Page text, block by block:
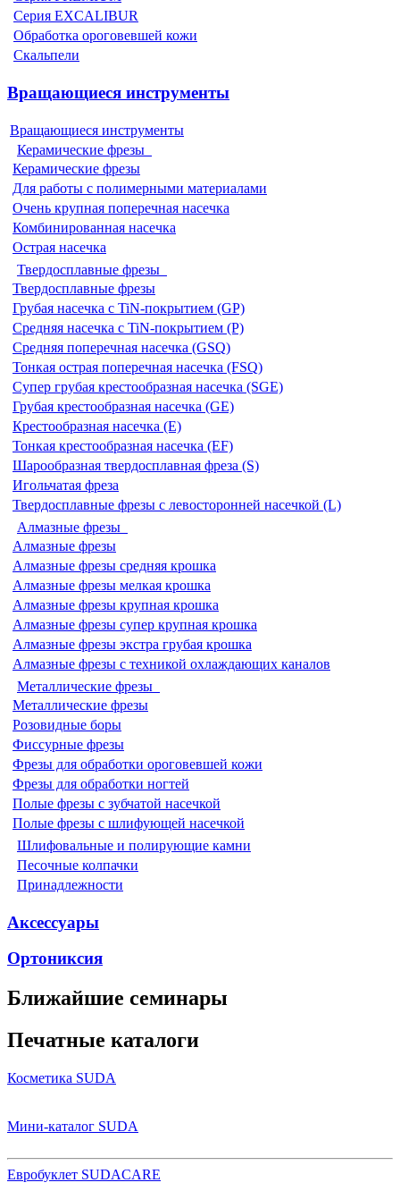
Серия EXCALIBUR
Обработка ороговевшей кожи
Скальпели
Вращающиеся инструменты
Вращающиеся инструменты
Керамические фрезы
Керамические фрезы
Для работы с полимерными материалами
Очень крупная поперечная насечка
Комбинированная насечка
Острая насечка
Твердосплавные фрезы
Твердосплавные фрезы
Грубая насечка с TiN-покрытием (GP)
Средняя насечка с TiN-покрытием (P)
Средняя поперечная насечка (GSQ)
Тонкая острая поперечная насечка (FSQ)
Супер грубая крестообразная насечка (SGE)
Грубая крестообразная насечка (GE)
Крестообразная насечка (E)
Тонкая крестообразная насечка (EF)
Шарообразная твердосплавная фреза (S)
Игольчатая фреза
Твердосплавные фрезы с левосторонней насечкой (L)
Алмазные фрезы
Алмазные фрезы
Алмазные фрезы средняя крошка
Алмазные фрезы мелкая крошка
Алмазные фрезы крупная крошка
Алмазные фрезы супер крупная крошка
Алмазные фрезы экстра грубая крошка
Алмазные фрезы с техникой охлаждающих каналов
Металлические фрезы
Металлические фрезы
Розовидные боры
Фиссурные фрезы
Фрезы для обработки ороговевшей кожи
Фрезы для обработки ногтей
Полые фрезы с зубчатой насечкой
Полые фрезы с шлифующей насечкой
Шлифовальные и полирующие камни
Песочные колпачки
Принадлежности
Аксессуары
Ортониксия
Ближайшие семинары
Печатные каталоги
Косметика SUDA
Мини-каталог SUDA
Евробуклет SUDACARE